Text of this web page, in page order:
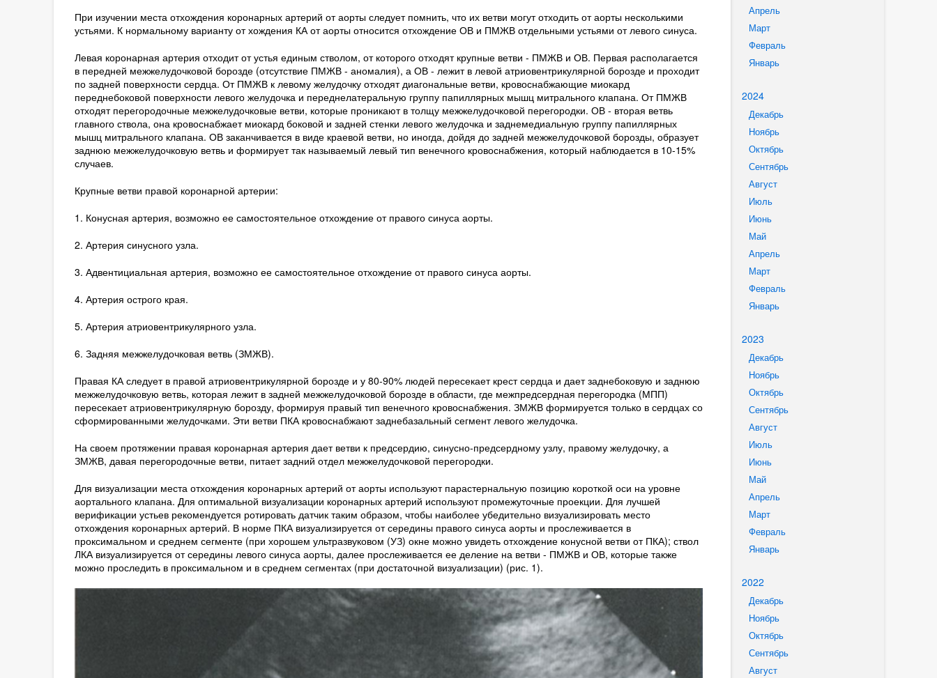
Апрель
Март
Февраль
Январь
2024
Декабрь
Ноябрь
Октябрь
Сентябрь
Август
Июль
Июнь
Май
Апрель
Март
Февраль
Январь
2023
Декабрь
Ноябрь
Октябрь
Сентябрь
Август
Июль
Июнь
Май
Апрель
Март
Февраль
Январь
2022
Декабрь
Ноябрь
Октябрь
Сентябрь
Август
При изучении места отхождения коронарных артерий от аорты следует помнить, что их ветви могут отходить от аорты несколькими
устьями. К нормальному варианту от хождения КА от аорты относится отхождение ОВ и ПМЖВ отдельными устьями от левого синуса.
Левая коронарная артерия отходит от устья единым стволом, от которого отходят крупные ветви - ПМЖВ и ОВ. Первая располагается
в передней межжелудочковой борозде (отсутствие ПМЖВ - аномалия), а ОВ - лежит в левой атриовентрикулярной борозде и проходит
по задней поверхности сердца. От ПМЖВ к левому желудочку отходят диагональные ветви, кровоснабжающие миокард
переднебоковой поверхности левого желудочка и переднелатеральную группу папиллярных мышц митрального клапана. От ПМЖВ
отходят перегородочные межжелудочковые ветви, которые проникают в толщу межжелудочковой перегородки. ОВ - вторая ветвь
главного ствола, она кровоснабжает миокард боковой и задней стенки левого желудочка и заднемедиальную группу папиллярных
мышц митрального клапана. ОВ заканчивается в виде краевой ветви, но иногда, дойдя до задней межжелудочковой борозды, образует
заднюю межжелудочковую ветвь и формирует так называемый левый тип венечного кровоснабжения, который наблюдается в 10-15%
случаев.
Крупные ветви правой коронарной артерии:
1. Конусная артерия, возможно ее самостоятельное отхождение от правого синуса аорты.
2. Артерия синусного узла.
3. Адвентициальная артерия, возможно ее самостоятельное отхождение от правого синуса аорты.
4. Артерия острого края.
5. Артерия атриовентрикулярного узла.
6. Задняя межжелудочковая ветвь (ЗМЖВ).
Правая КА следует в правой атриовентрикулярной борозде и у 80-90% людей пересекает крест сердца и дает заднебоковую и заднюю
межжелудочковую ветвь, которая лежит в задней межжелудочковой борозде в области, где межпредсердная перегородка (МПП)
пересекает атриовентрикулярную борозду, формируя правый тип венечного кровоснабжения. ЗМЖВ формируется только в сердцах со
сформированными желудочками. Эти ветви ПКА кровоснабжают заднебазальный сегмент левого желудочка.
На своем протяжении правая коронарная артерия дает ветви к предсердию, синусно-предсердному узлу, правому желудочку, а
ЗМЖВ, давая перегородочные ветви, питает задний отдел межжелудочковой перегородки.
Для визуализации места отхождения коронарных артерий от аорты используют парастернальную позицию короткой оси на уровне
аортального клапана. Для оптимальной визуализации коронарных артерий используют промежуточные проекции. Для лучшей
верификации устьев рекомендуется ротировать датчик таким образом, чтобы наиболее убедительно визуализировать место
отхождения коронарных артерий. В норме ПКА визуализируется от середины правого синуса аорты и прослеживается в
проксимальном и среднем сегменте (при хорошем ультразвуковом (УЗ) окне можно увидеть отхождение конусной ветви от ПКА); ствол
ЛКА визуализируется от середины левого синуса аорты, далее прослеживается ее деление на ветви - ПМЖВ и ОВ, которые также
можно проследить в проксимальном и в среднем сегментах (при достаточной визуализации) (рис. 1).